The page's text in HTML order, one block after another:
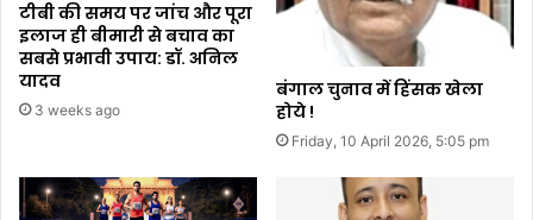
टीबी की समय पर जांच और पूरा
इलाज ही बीमारी से बचाव का
सबसे प्रभावी उपाय: डॉ. अनिल
यादव
3 weeks ago
बंगाल चुनाव में हिंसक खेला
होये !
Friday, 10 April 2026, 5:05 pm